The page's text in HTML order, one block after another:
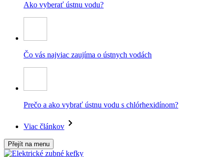
Ako vyberať ústnu vodu?
Čo vás najviac zaujíma o ústnych vodách
Prečo a ako vybrať ústnu vodu s chlórhexidínom?
Viac článkov
Přejít na menu